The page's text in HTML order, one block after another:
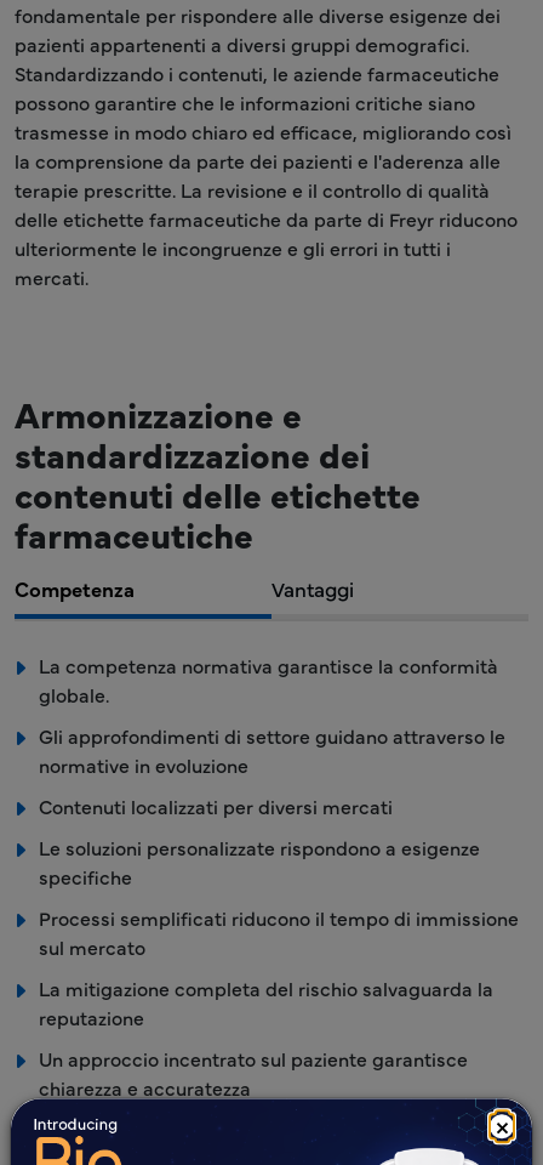
×
fondamentale per rispondere alle diverse esigenze dei
pazienti appartenenti a diversi gruppi demografici.
Standardizzando i contenuti, le aziende farmaceutiche
possono garantire che le informazioni critiche siano
trasmesse in modo chiaro ed efficace, migliorando così
la comprensione da parte dei pazienti e l'aderenza alle
terapie prescritte. La revisione e il controllo di qualità
delle etichette farmaceutiche da parte di Freyr riducono
ulteriormente le incongruenze e gli errori in tutti i
mercati.
Armonizzazione e
standardizzazione dei
contenuti delle etichette
farmaceutiche
Competenza Vantaggi
La competenza normativa garantisce la conformità
globale.
Gli approfondimenti di settore guidano attraverso le
normative in evoluzione
Contenuti localizzati per diversi mercati
Le soluzioni personalizzate rispondono a esigenze
specifiche
Processi semplificati riducono il tempo di immissione
sul mercato
La mitigazione completa del rischio salvaguarda la
reputazione
Un approccio incentrato sul paziente garantisce
chiarezza e accuratezza
Un team esperto fornisce supporto specialistico